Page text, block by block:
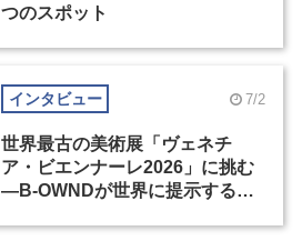
つのスポット
インタビュー 7/2
世界最古の美術展「ヴェネチ
ア・ビエンナーレ2026」に挑む
―B-OWNDが世界に提示する美